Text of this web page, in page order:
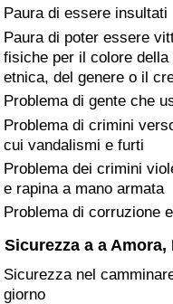
Paura di essere insultati
Paura di poter essere
fisiche per il colore della
etnica, del genere o il
Problema di gente che
Problema di crimini
cui vandalismi e furti
Problema dei crimini
e rapina a mano armata
Problema di corruzione
Sicurezza a a
Sicurezza nel
giorno
Indice dell’Assistenza
Indice dell’Assistenza
Nazione
Inquinamento
Indice
Indice